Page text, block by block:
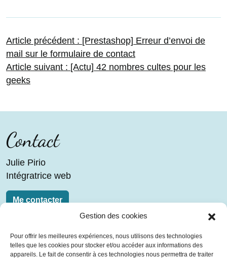
Gestion des cookies
Pour offrir les meilleures expériences, nous utilisons des technologies
telles que les cookies pour stocker et/ou accéder aux informations des
appareils. Le fait de consentir à ces technologies nous permettra de traiter
Navigation
de
l’article
Article précédent : Article
précédent :
[Prestashop] Erreur d’envoi de
mail sur le formulaire de contact
Article suivant : Article
[Actu] 42 nombres cultes pour les
geeks
Contact
Julie Pirio
Intégratrice web
Me contacter
Liens
Blog